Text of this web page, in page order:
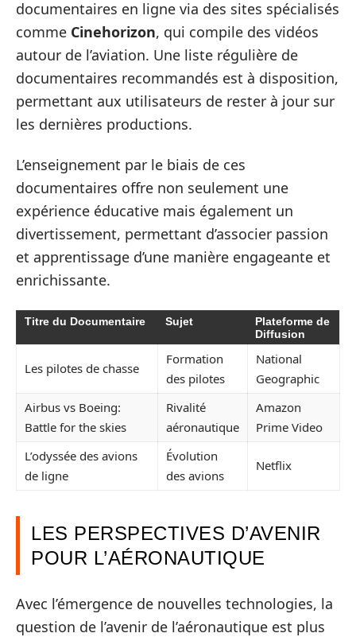
documentaires en ligne via des sites spécialisés
comme Cinehorizon, qui compile des vidéos
autour de l’aviation. Une liste régulière de
documentaires recommandés est à disposition,
permettant aux utilisateurs de rester à jour sur
les dernières productions.
L’enseignement par le biais de ces
documentaires offre non seulement une
expérience éducative mais également un
divertissement, permettant d’associer passion
et apprentissage d’une manière engageante et
enrichissante.
Titre du Documentaire Sujet
Plateforme de
Diffusion
Les pilotes de chasse
Formation
des pilotes
National
Geographic
Airbus vs Boeing:
Battle for the skies
Rivalité
aéronautique
Amazon
Prime Video
L’odyssée des avions
de ligne
Évolution
des avions
Netflix
LES PERSPECTIVES D’AVENIR
POUR L’AÉRONAUTIQUE
Avec l’émergence de nouvelles technologies, la
question de l’avenir de l’aéronautique est plus